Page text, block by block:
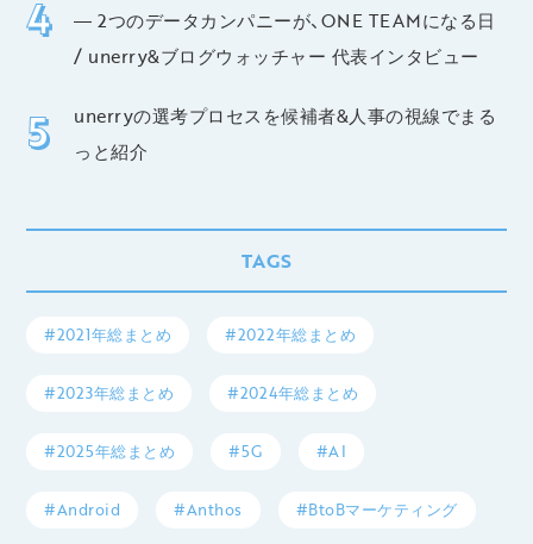
― 2つのデータカンパニーが、ONE TEAMになる日
/ unerry&ブログウォッチャー 代表インタビュー
unerryの選考プロセスを候補者&人事の視線でまる
っと紹介
TAGS
#2021年総まとめ #2022年総まとめ
#2023年総まとめ #2024年総まとめ
#2025年総まとめ #5G #AI
#Android #Anthos #BtoBマーケティング